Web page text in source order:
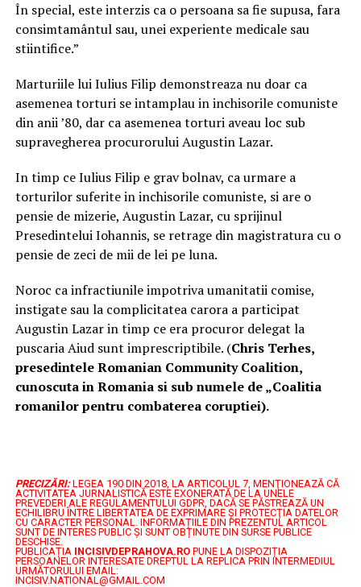
În special, este interzis ca o persoana sa fie supusa, fara
consimtamântul sau, unei experiente medicale sau
stiintifice.”
Marturiile lui Iulius Filip demonstreaza nu doar ca
asemenea torturi se intamplau in inchisorile comuniste
din anii ’80, dar ca asemenea torturi aveau loc sub
supravegherea procurorului Augustin Lazar.
In timp ce Iulius Filip e grav bolnav, ca urmare a
torturilor suferite in inchisorile comuniste, si are o
pensie de mizerie, Augustin Lazar, cu sprijinul
Presedintelui Iohannis, se retrage din magistratura cu o
pensie de zeci de mii de lei pe luna.
Noroc ca infractiunile impotriva umanitatii comise,
instigate sau la complicitatea carora a participat
Augustin Lazar in timp ce era procuror delegat la
puscaria Aiud sunt imprescriptibile. (Chris Terhes,
presedintele Romanian Community Coalition,
cunoscuta in Romania si sub numele de „Coalitia
romanilor pentru combaterea coruptiei).
PRECIZĂRI: LEGEA 190 DIN 2018, LA ARTICOLUL 7, MENŢIONEAZĂ CĂ
ACTIVITATEA JURNALISTICĂ ESTE EXONERATĂ DE LA UNELE
PREVEDERI ALE REGULAMENTULUI GDPR, DACĂ SE PĂSTREAZĂ UN
ECHILIBRU ÎNTRE LIBERTATEA DE EXPRIMARE ŞI PROTECŢIA DATELOR
CU CARACTER PERSONAL.
INFORMAȚIILE DIN PREZENTUL ARTICOL
SUNT DE INTERES PUBLIC ȘI SUNT OBȚINUTE DIN SURSE PUBLICE
DESCHISE.
PUBLICAȚIA INCISIVDEPRAHOVA.ROPUNE LA DISPOZIȚIA
PERSOANELOR INTERESATE DREPTUL LA REPLICA PRIN INTERMEDIUL
URMĂTORULUI EMAIL:
INCISIV.NATIONAL@GMAIL.COM